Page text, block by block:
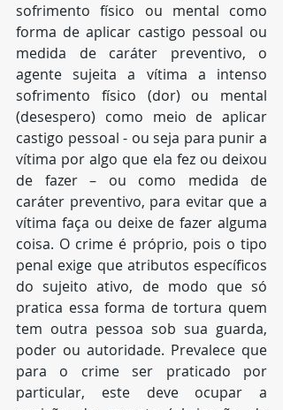
sofrimento físico ou mental como
forma de aplicar castigo pessoal ou
medida de caráter preventivo, o
agente sujeita a vítima a intenso
sofrimento físico (dor) ou mental
(desespero) como meio de aplicar
castigo pessoal - ou seja para punir a
vítima por algo que ela fez ou deixou
de fazer – ou como medida de
caráter preventivo, para evitar que a
vítima faça ou deixe de fazer alguma
coisa. O crime é próprio, pois o tipo
penal exige que atributos específicos
do sujeito ativo, de modo que só
pratica essa forma de tortura quem
tem outra pessoa sob sua guarda,
poder ou autoridade. Prevalece que
para o crime ser praticado por
particular, este deve ocupar a